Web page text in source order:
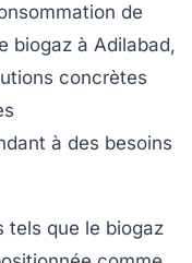
de
biogaz à Adilabad,
concrètes
à des besoins
tels que le biogaz